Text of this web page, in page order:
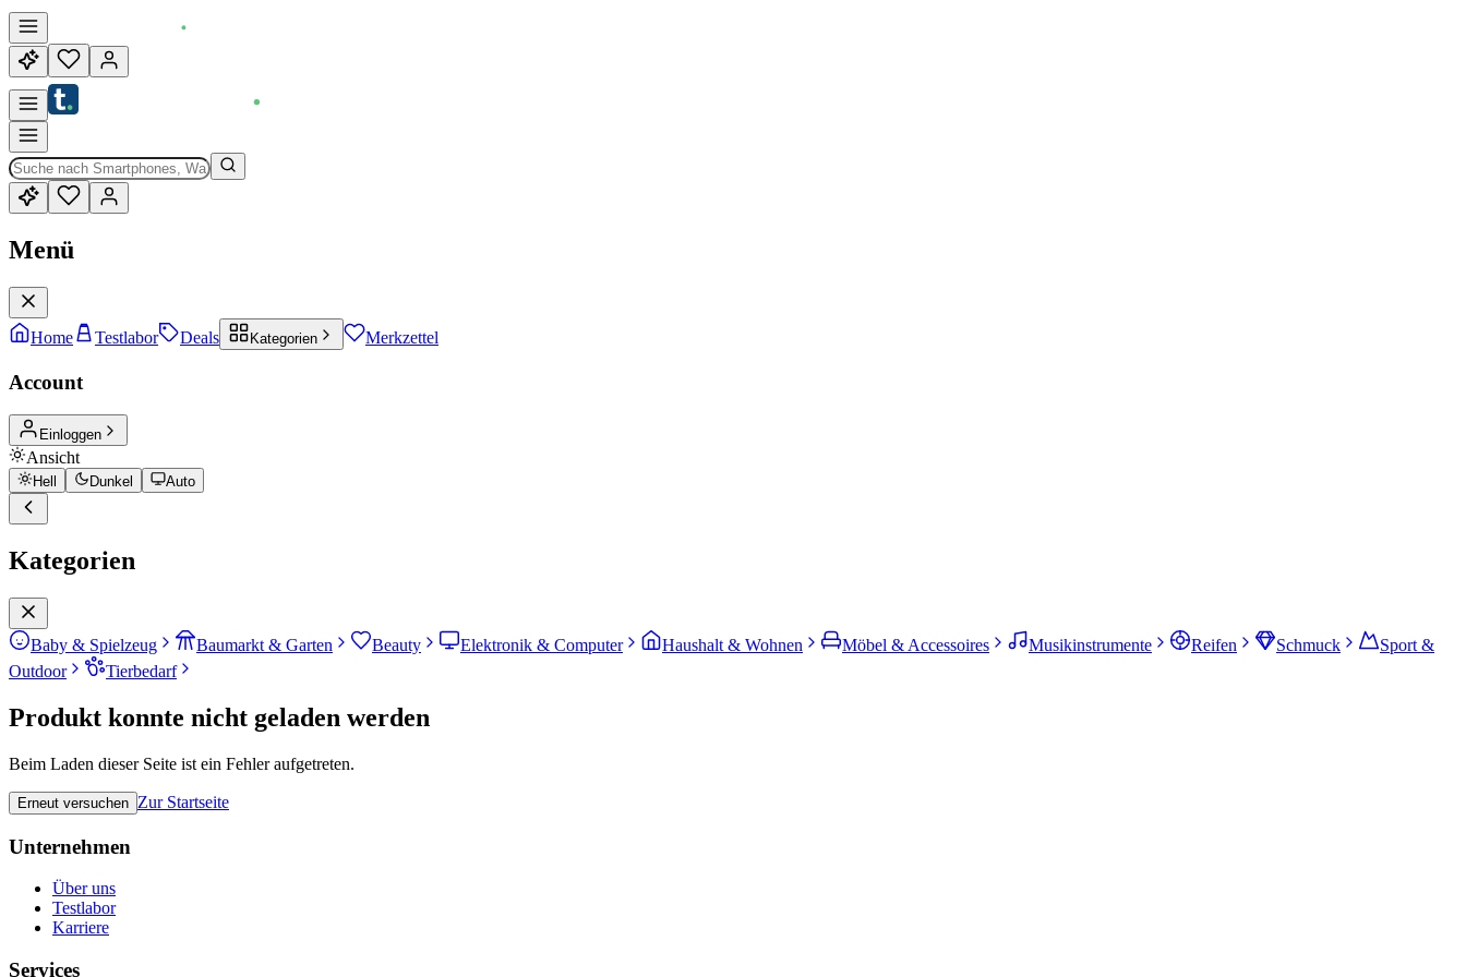
Menü
Home Testlabor Deals Kategorien Merkzettel
Account
Einloggen
Ansicht
Hell Dunkel Auto
Kategorien
Baby & Spielzeug Baumarkt & Garten Beauty Elektronik & Computer Haushalt & Wohnen Möbel & Accessoires Musikinstrumente Reifen Schmuck
Sport &
Outdoor
Tierbedarf
Produkt konnte nicht geladen werden
Beim Laden dieser Seite ist ein Fehler aufgetreten.
Erneut versuchen Zur Startseite
Unternehmen
Über uns
Testlabor
Karriere
Services